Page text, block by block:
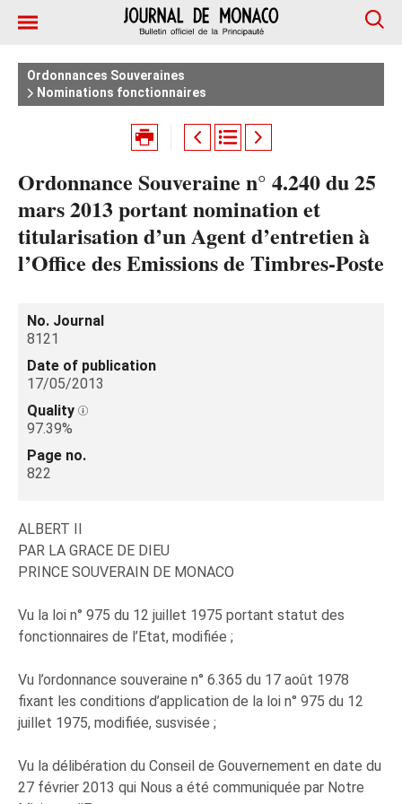
Ordonnances Souveraines
Nominations fonctionnaires
Ordonnance Souveraine n° 4.240 du 25
mars 2013 portant nomination et
titularisation d’un Agent d’entretien à
l’Office des Emissions de Timbres-Poste
No. Journal
8121
Date of publication
17/05/2013
Quality
97.39%
Page no.
822
ALBERT II
PAR LA GRACE DE DIEU
PRINCE SOUVERAIN DE MONACO
Vu la loi n° 975 du 12 juillet 1975 portant statut des
fonctionnaires de l’Etat, modifiée ;
Vu l’ordonnance souveraine n° 6.365 du 17 août 1978
fixant les conditions d’application de la loi n° 975 du 12
juillet 1975, modifiée, susvisée ;
Vu la délibération du Conseil de Gouvernement en date du
27 février 2013 qui Nous a été communiquée par Notre